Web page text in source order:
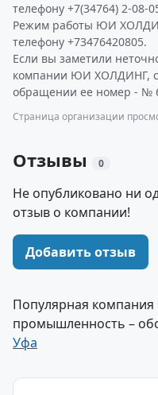
телефону +7(34764) 2-08-
Режим работы ЮИ
телефону +73476420805.
Если вы заметили
компании ЮИ ХОЛДИНГ,
обращении ее номер - №
Страница организации
Отзывы 0
Не опубликовано ни
отзыв о компании!
Добавить отзыв
Популярная
промышленность –
Уфа